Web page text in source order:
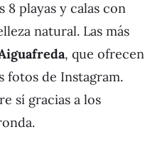
8 playas y calas con
natural. Las más
, que ofrecen
fotos de Instagram.
sí gracias a los